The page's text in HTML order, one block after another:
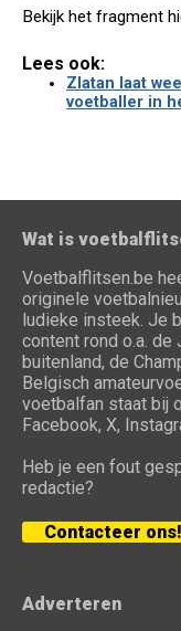
Bekijk het fragment
Lees ook:
Zlatan laat
voetballer in
Wat is
Voetbalflitsen.be
originele
ludieke insteek. Je
content rond o.a. de
buitenland, de
Belgisch
voetbalfan staat bij
Facebook, X,
Heb je een fout
redactie?
Contacteer ons!
Adverteren